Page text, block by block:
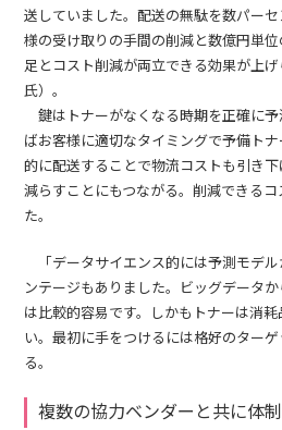
送していました。配送の無駄を数パー
様の受け取りの手間の削減と数億円単
足とコスト削減が両立できる効果が上
氏）。
鍵はトナーがなくなる時期を正確に
ばお客様に適切なタイミングで予備ト
的に配送することで物流コストも引き
減らすことにもつながる。削減できる
た。
「データサイエンス的には予測モデ
ンテージもありました。ビッグデータ
は比較的容易です。しかもトナーは消
い。最初に手をつけるには格好のター
る。
複数の協力ベンダーと共に体